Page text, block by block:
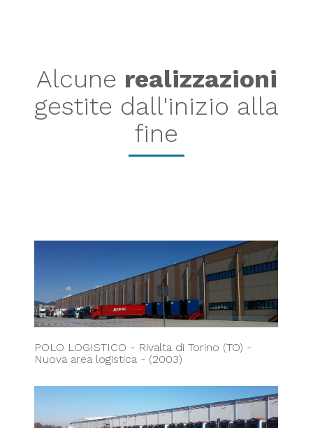
Alcune realizzazioni
gestite dall'inizio alla
fine
POLO LOGISTICO - Rivalta di Torino (TO) -
Nuova area logistica - (2003)